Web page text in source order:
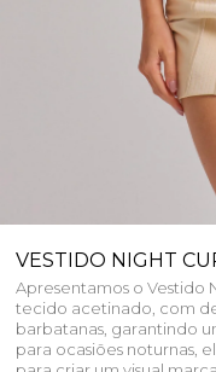
VESTIDO NIGHT
Apresentamos o Vestido
tecido acetinado, com
barbatanas, garantindo
para ocasiões noturnas,